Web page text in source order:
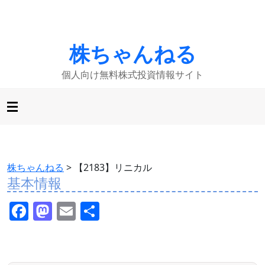
株ちゃんねる
個人向け無料株式投資情報サイト
株ちゃんねる > 【2183】リニカル
基本情報
F M E